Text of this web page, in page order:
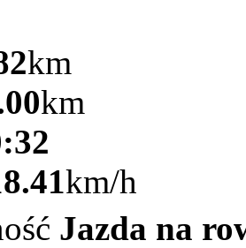
km
km
km/h
Jazda na